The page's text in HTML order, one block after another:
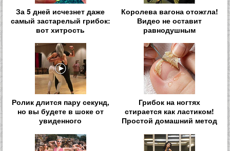
За 5 дней исчезнет даже
самый застарелый грибок:
вот хитрость
Королева вагона отожгла!
Видео не оставит
равнодушным
Ролик длится пару секунд,
но вы будете в шоке от
увиденного
Грибок на ногтях
стирается как ластиком!
Простой домашний метод